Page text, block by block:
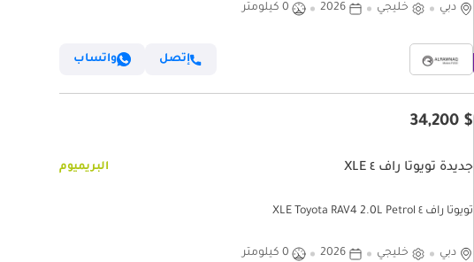
دبي خليجي 2026 0 كيلومتر
إتصل واتساب
$ 34,200
جديدة تويوتا راف ٤ XLE البريميوم
تويوتا راف ٤ XLE Toyota RAV4 2.0L Petrol
دبي خليجي 2026 0 كيلومتر